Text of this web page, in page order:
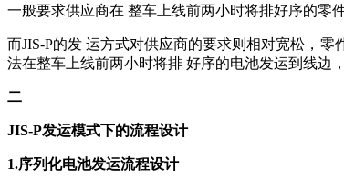
一般要求供应商在 整车上线前两小时将排好序的零
而JIS-P的发 运方式对供应商的要求则相对宽松，
法在整车上线前两小时将排 好序的电池发运到线边
二
JIS-P发运模式下的流程设计
1.序列化电池发运流程设计